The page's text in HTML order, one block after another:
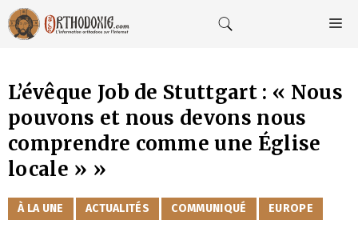
Aller
au
contenu
L’évêque Job de Stuttgart : « Nous
pouvons et nous devons nous
comprendre comme une Église
locale » »
CATÉGORIES
À LA UNE ACTUALITÉS COMMUNIQUÉ EUROPE